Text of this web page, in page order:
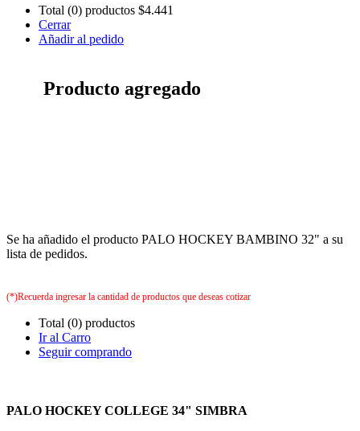
Total (0) productos $4.441
Cerrar
Añadir al pedido
Producto agregado
Se ha añadido el producto PALO HOCKEY BAMBINO 32" a su
lista de pedidos.
(*)Recuerda ingresar la cantidad de productos que deseas cotizar
Total (0) productos
Ir al Carro
Seguir comprando
PALO HOCKEY COLLEGE 34" SIMBRA